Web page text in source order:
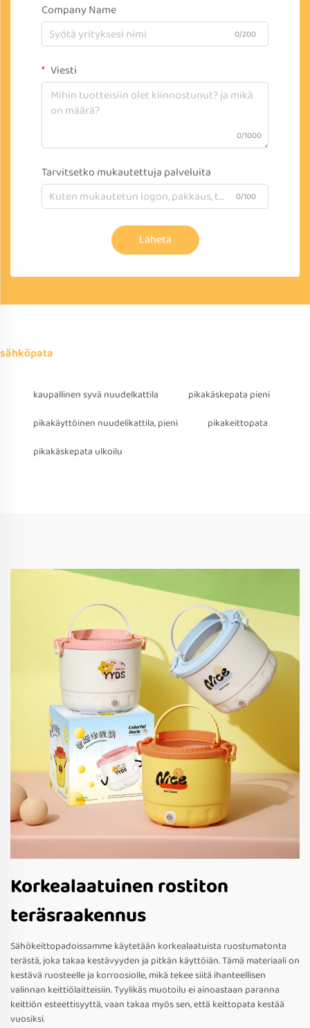
Company Name
0/200
Viesti
0/1000
Tarvitsetko mukautettuja palveluita
0/100
Lähetä
sähköpata
kaupallinen syvä nuudelkattila
pikakäskepata pieni
pikakäyttöinen nuudelikattila, pieni
pikakeittopata
pikakäskepata ulkoilu
Korkealaatuinen rostiton
teräsraakennus
Sähökeittopadoissamme käytetään korkealaatuista ruostumatonta
terästä, joka takaa kestävyyden ja pitkän käyttöiän. Tämä materiaali on
kestävä ruosteelle ja korroosiolle, mikä tekee siitä ihanteellisen
valinnan keittiölaitteisiin. Tyylikäs muotoilu ei ainoastaan paranna
keittiön esteettisyyttä, vaan takaa myös sen, että keittopata kestää
vuosiksi.